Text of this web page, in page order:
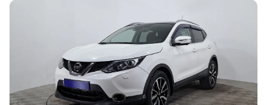
Для этого авто доступен отчёт Aster Check
Предоставим подробную информацию об автомобиле:
техническое состояние, пробег, история осмотров,
юридическая проверка по базам РК и РФ
Купить отчёт за 1000₸